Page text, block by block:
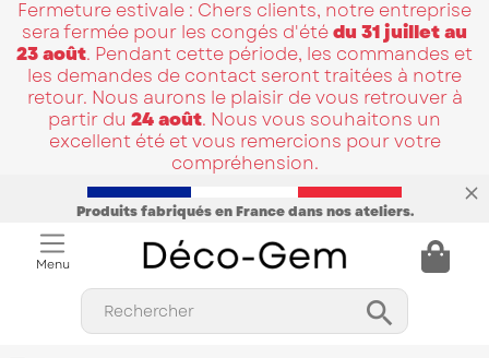
Fermeture estivale : Chers clients, notre entreprise
sera fermée pour les congés d'étédu 31 juillet au
23 août. Pendant cette période, les commandes et
les demandes de contact seront traitées à notre
retour. Nous aurons le plaisir de vous retrouver à
partir du 24 août. Nous vous souhaitons un
excellent été et vous remercions pour votre
compréhension.
Produits fabriqués en France dans nos ateliers.

Rechercher
Menu